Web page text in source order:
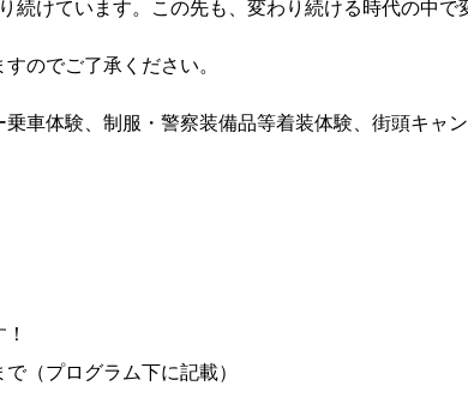
続けています。この先も、変わり続ける時代の中
のでご了承ください。
車体験、制服・警察装備品等着装体験、街頭キャ
（プログラム下に記載）